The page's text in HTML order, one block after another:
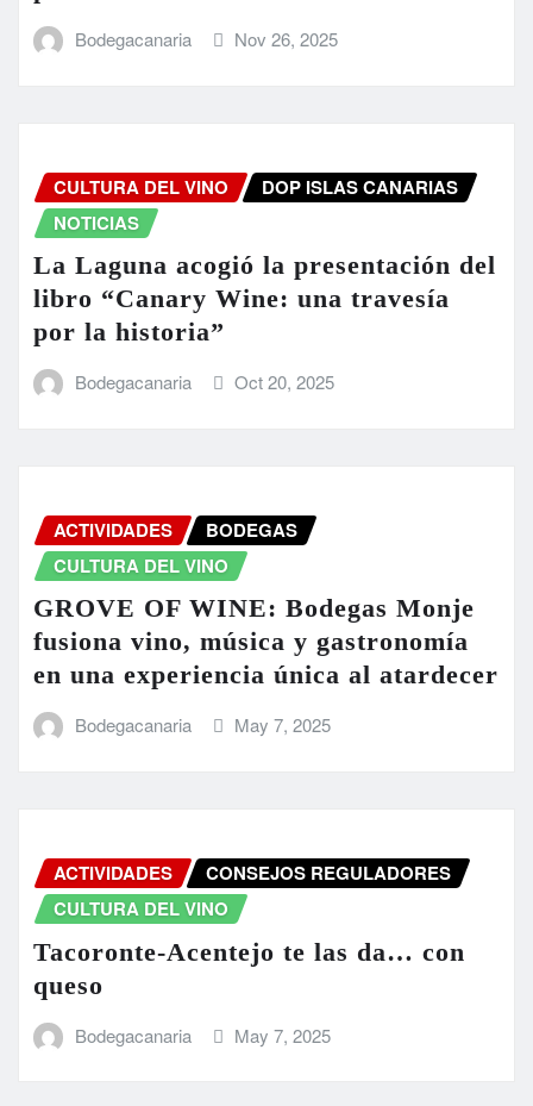
Bodegacanaria Nov 26, 2025
CULTURA DEL VINO
DOP ISLAS CANARIAS
NOTICIAS
La Laguna acogió la presentación del
libro “Canary Wine: una travesía
por la historia”
Bodegacanaria Oct 20, 2025
ACTIVIDADES
BODEGAS
CULTURA DEL VINO
GROVE OF WINE: Bodegas Monje
fusiona vino, música y gastronomía
en una experiencia única al atardecer
Bodegacanaria May 7, 2025
ACTIVIDADES
CONSEJOS REGULADORES
CULTURA DEL VINO
Tacoronte-Acentejo te las da… con
queso
Bodegacanaria May 7, 2025